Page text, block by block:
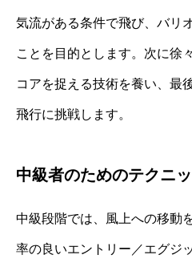
気流がある条件で飛び、バリ
ことを目的とします。次に徐
コアを捉える技術を養い、最
飛行に挑戦します。
中級者のためのテクニ
中級段階では、風上への移動
率の良いエントリー／エグジ